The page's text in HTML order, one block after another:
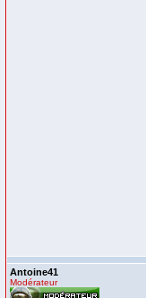
Antoine41
Modérateur